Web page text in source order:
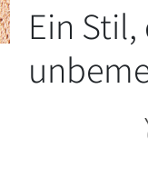
Ein